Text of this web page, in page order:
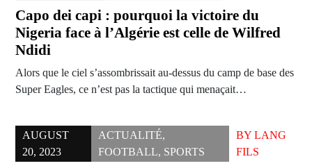
Capo dei capi : pourquoi la victoire du
Nigeria face à l’Algérie est celle de Wilfred
Ndidi
Alors que le ciel s’assombrissait au-dessus du camp de base des
Super Eagles, ce n’est pas la tactique qui menaçait…
AUGUST
20, 2023
ACTUALITÉ,
FOOTBALL, SPORTS
BYLANG
FILS